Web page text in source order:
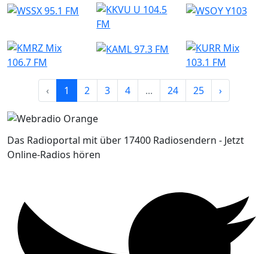
‹ 1 2 3 4 ... 24 25 ›
Das Radioportal mit über 17400 Radiosendern - Jetzt
Online-Radios hören